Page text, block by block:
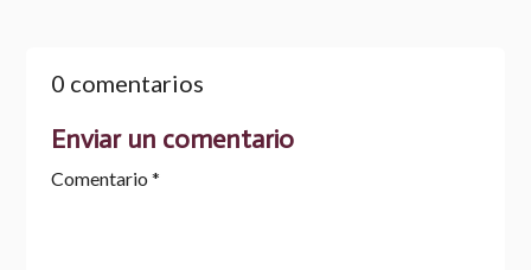
0 comentarios
Enviar un comentario
Comentario *